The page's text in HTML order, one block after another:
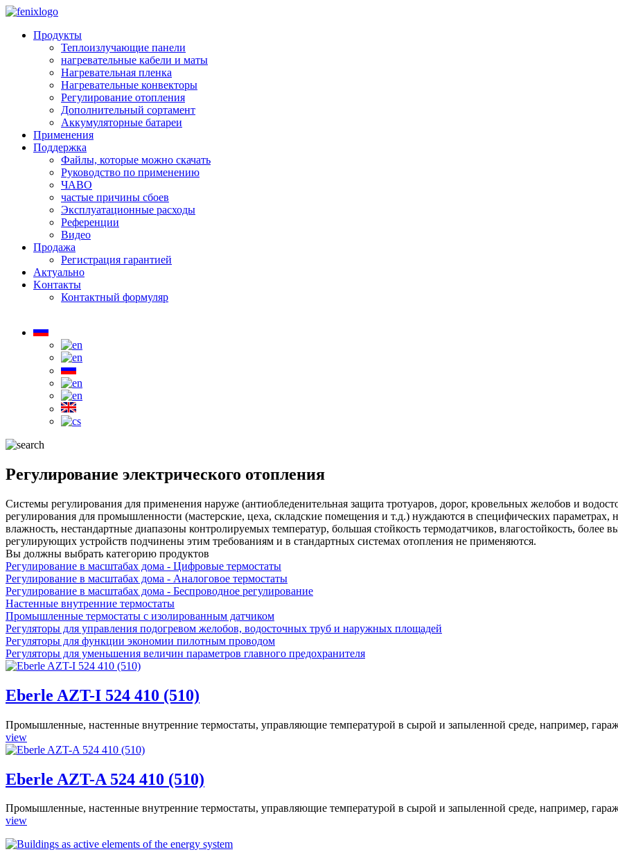
Skip to main content
Продукты
Теплоизлучающие панели
нагревательные кабели и маты
Нагревательная пленка
Нагревательные конвекторы
Регулирование отопления
Дополнительный сортамент
Аккумуляторные батареи
Применения
Поддержкa
Файлы, которые можно скачать
Руководство по применению
ЧАВО
частые причины сбоев
Эксплуатационные расходы
Pеференции
Видео
Продажа
Регистрация гарантией
Aктуально
Kонтакты
Контактный формуляр
Регулирование электрического отопления
Системы регулирования для применения наруже (антиобледенительная защита тротуаров, дорог, кровельных желобов и
регулирования для промышленности (мастерские, цеха, складские помещения и т.д.) нуждаются в специфических параметрах,
влажность, нестандартные диапазоны контролируемых температур, большая стойкость термодатчиков, влагостойкость,
регулирующих устройств подчинены этим требованиям и в стандартных системах отопления не применяются.
Вы должны выбрать категорию продуктов
Регулирование в масштабах дома - Цифровые термостаты
Регулирование в масштабах дома - Аналоговое термостаты
Регулирование в масштабах дома - Беспроводное регулирование
Настенные внутренние термостаты
Промышленные термостаты с изолированным датчиком
Регуляторы для управления подогревом желобов, водосточных труб и наружных площадей
Регуляторы для функции экономии пилотным проводом
Регуляторы для уменьшения величин параметров главного предохранителя
Eberle AZT-I 524 410 (510)
Промышленные, настенные внутренние термостаты, управляющие температурой в сырой и запыленной среде, например,
view
Eberle AZT-A 524 410 (510)
Промышленные, настенные внутренние термостаты, управляющие температурой в сырой и запыленной среде, например,
view